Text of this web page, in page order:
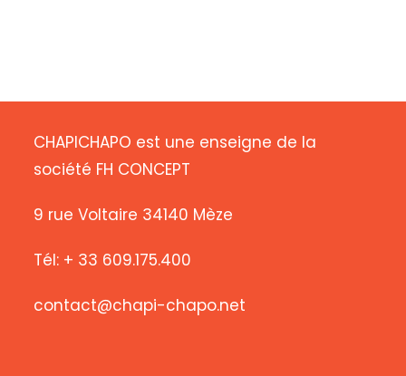
CHAPICHAPO est une enseigne de la
société FH CONCEPT
9 rue Voltaire 34140 Mèze
Tél: + 33 609.175.400
contact@chapi-chapo.net